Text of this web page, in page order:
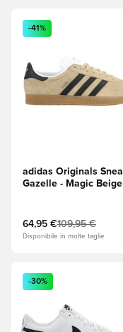
Apre una finestra
-41%
adidas Originals
Gazelle - Magic Beige
(Marrone)
64,95 €109,95 €
Disponibile in molte taglie
Apre una finestra
-30%